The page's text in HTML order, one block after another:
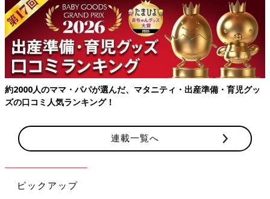
出典：Instagramアカウント「licca_no_heya」
約2000人のママ・パパが選んだ、マタニティ・出産準備・育児グッ
ズの口コミ人気ランキング！
連載一覧へ
ピックアップ